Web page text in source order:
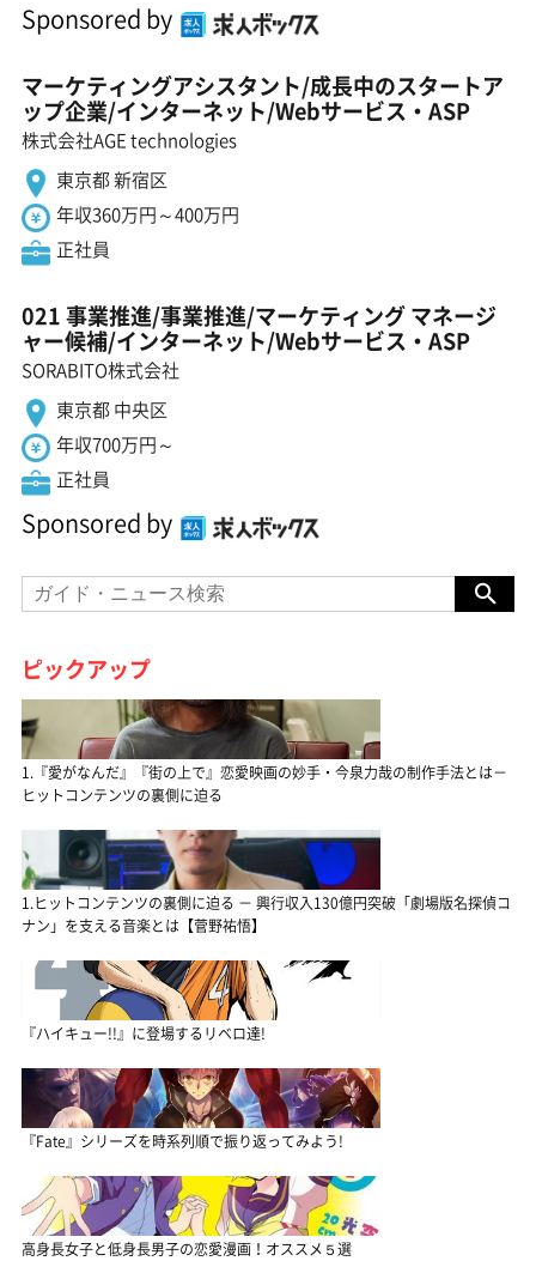
Sponsored by
マーケティングアシスタント/成長中のスタートア
ップ企業/インターネット/Webサービス・ASP
株式会社AGE technologies
東京都 新宿区
年収360万円～400万円
正社員
021 事業推進/事業推進/マーケティング マネージ
ャー候補/インターネット/Webサービス・ASP
SORABITO株式会社
東京都 中央区
年収700万円～
正社員
Sponsored by
ピックアップ
1.『愛がなんだ』『街の上で』恋愛映画の妙手・今泉力哉の制作手法とは－
ヒットコンテンツの裏側に迫る
1.ヒットコンテンツの裏側に迫る － 興行収入130億円突破「劇場版名探偵コ
ナン」を支える音楽とは【菅野祐悟】
『ハイキュー!!』に登場するリベロ達!
『Fate』シリーズを時系列順で振り返ってみよう!
高身長女子と低身長男子の恋愛漫画！オススメ５選